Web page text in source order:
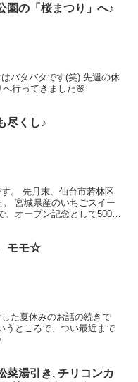
園の「桜まつり」へ♪
バタバタです(笑) 先週の休
行ってきました🌸
尽くし♪
。 先月末、仙台市若林区
宮城県産のいちごスイー
オープン記念として500円
モモ☆
た夏休みのお話の続きで
うところで、つい最近まで
菜湯引き, チリコンカ